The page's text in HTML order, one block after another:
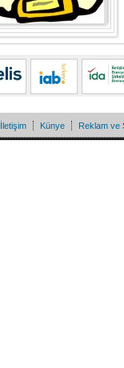
İletişim Künye Reklam ve